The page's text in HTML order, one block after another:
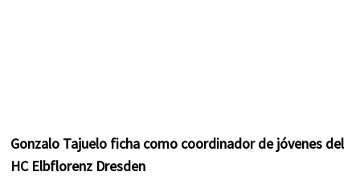
Gonzalo Tajuelo ficha como coordinador de jóvenes del
HC Elbflorenz Dresden